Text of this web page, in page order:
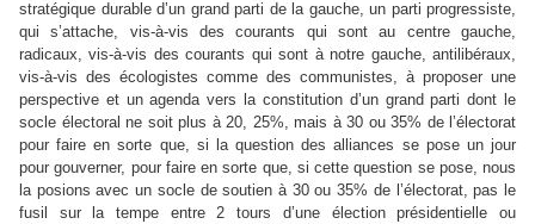
stratégique durable d’un grand parti de la gauche, un parti progressiste,
qui s’attache, vis-à-vis des courants qui sont au centre gauche,
radicaux, vis-à-vis des courants qui sont à notre gauche, antilibéraux,
vis-à-vis des écologistes comme des communistes, à proposer une
perspective et un agenda vers la constitution d’un grand parti dont le
socle électoral ne soit plus à 20, 25%, mais à 30 ou 35% de l’électorat
pour faire en sorte que, si la question des alliances se pose un jour
pour gouverner, pour faire en sorte que, si cette question se pose, nous
la posions avec un socle de soutien à 30 ou 35% de l’électorat, pas le
fusil sur la tempe entre 2 tours d’une élection présidentielle ou